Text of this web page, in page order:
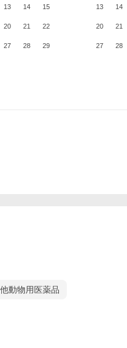
13 14 15
20 21 22
27 28 29
13 14
20 21
27 28
動物用医薬品